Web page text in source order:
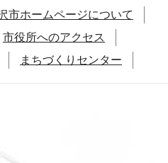
市ホームページについて
市役所へのアクセス
まちづくりセンター